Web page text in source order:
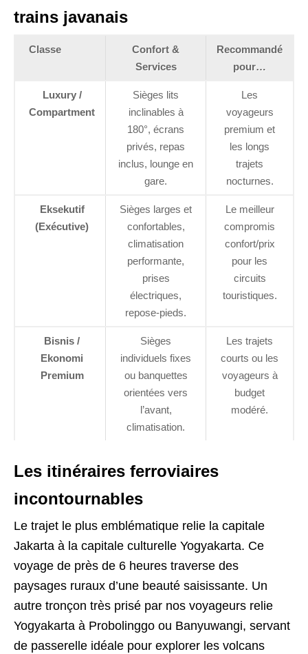
trains javanais
Classe
Confort &
Services
Recommandé
pour…
Luxury /
Compartment
Sièges lits
inclinables à
180°, écrans
privés, repas
inclus, lounge en
gare.
Les
voyageurs
premium et
les longs
trajets
nocturnes.
Eksekutif
(Exécutive)
Sièges larges et
confortables,
climatisation
performante,
prises
électriques,
repose-pieds.
Le meilleur
compromis
confort/prix
pour les
circuits
touristiques.
Bisnis /
Ekonomi
Premium
Sièges
individuels fixes
ou banquettes
orientées vers
l’avant,
climatisation.
Les trajets
courts ou les
voyageurs à
budget
modéré.
Les itinéraires ferroviaires
incontournables
Le trajet le plus emblématique relie la capitale
Jakarta à la capitale culturelle Yogyakarta. Ce
voyage de près de 6 heures traverse des
paysages ruraux d’une beauté saisissante. Un
autre tronçon très prisé par nos voyageurs relie
Yogyakarta à Probolinggo ou Banyuwangi, servant
de passerelle idéale pour explorer les volcans